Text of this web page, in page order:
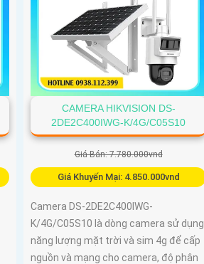
CAMERA HIKVISION DS-
2DE2C400IWG-K/4G/C05S10
Giá Bán: 7.780.000vnd
Giá Khuyến Mại: 4.850.000vnd
Camera DS-2DE2C400IWG-
K/4G/C05S10 là dòng camera sử dụng
năng lượng mặt trời và sim 4g để cấp
nguồn và mạng cho camera, độ phân